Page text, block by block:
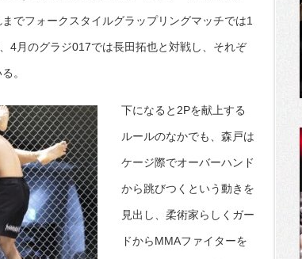
でフォークスタイルグラップリングマッチでは1
4月のグラジ017では長田拓也と対戦し、それぞ
。
下になると2Pを献上する
ルールのなかでも、森戸は
ケージ際でオーバーハンド
から跳びつくという動きを
見出し、柔術家らしくガー
ドからMMAファイターを